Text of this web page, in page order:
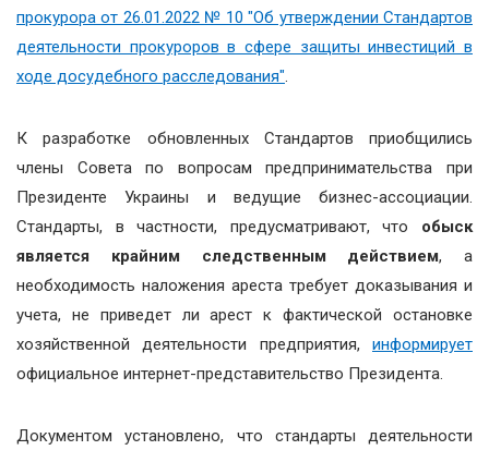
прокурора от 26.01.2022 № 10 "Об утверждении Стандартов
деятельности прокуроров в сфере защиты инвестиций в
ходе досудебного расследования".
К разработке обновленных Стандартов приобщились
члены Совета по вопросам предпринимательства при
Президенте Украины и ведущие бизнес-ассоциации.
Стандарты, в частности, предусматривают, что обыск
является крайним следственным действием, а
необходимость наложения ареста требует доказывания и
учета, не приведет ли арест к фактической остановке
хозяйственной деятельности предприятия, информирует
официальное интернет-представительство Президента.
Документом установлено, что стандарты деятельности